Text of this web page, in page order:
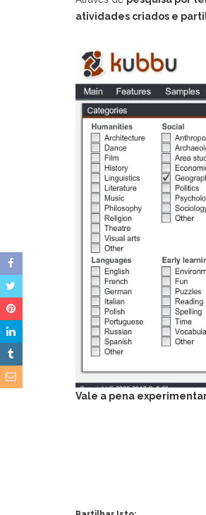
atividades criados e
Vale a pena
Escolares. Desde sempre apoiou
professores e alunos na
diversos projetos nacionais na
Tecnologias, o mais recente é o
Gen10s.pt, no qual ainda é
Sampaio - Sesimbra
96 216 46 24
luisvarela@educatech.pt